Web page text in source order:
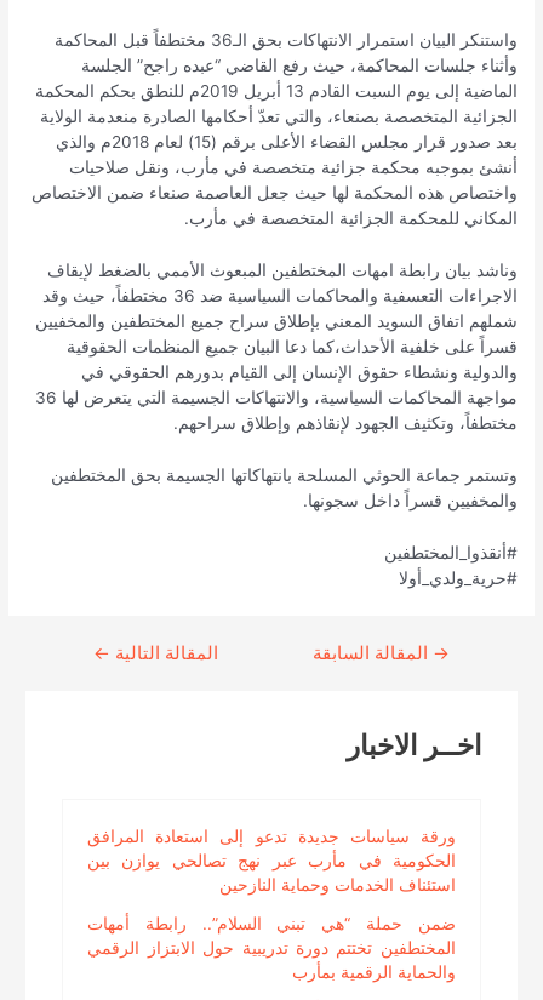
واستنكر البيان استمرار الانتهاكات بحق الـ36 مختطفاً قبل المحاكمة
وأثناء جلسات المحاكمة، حيث رفع القاضي “عبده راجح” الجلسة
الماضية إلى يوم السبت القادم 13 أبريل 2019م للنطق بحكم المحكمة
الجزائية المتخصصة بصنعاء، والتي تعدّ أحكامها الصادرة منعدمة الولاية
بعد صدور قرار مجلس القضاء الأعلى برقم (15) لعام 2018م والذي
أنشئ بموجبه محكمة جزائية متخصصة في مأرب، ونقل صلاحيات
واختصاص هذه المحكمة لها حيث جعل العاصمة صنعاء ضمن الاختصاص
المكاني للمحكمة الجزائية المتخصصة في مأرب.
وناشد بيان رابطة امهات المختطفين المبعوث الأممي بالضغط لإيقاف
الاجراءات التعسفية والمحاكمات السياسية ضد 36 مختطفاً، حيث وقد
شملهم اتفاق السويد المعني بإطلاق سراح جميع المختطفين والمخفيين
قسراً على خلفية الأحداث،كما دعا البيان جميع المنظمات الحقوقية
والدولية ونشطاء حقوق الإنسان إلى القيام بدورهم الحقوقي في
مواجهة المحاكمات السياسية، والانتهاكات الجسيمة التي يتعرض لها 36
مختطفاً، وتكثيف الجهود لإنقاذهم وإطلاق سراحهم.
وتستمر جماعة الحوثي المسلحة بانتهاكاتها الجسيمة بحق المختطفين
والمخفيين قسراً داخل سجونها.
#أنقذوا_المختطفين
#حرية_ولدي_أولا
Continue
→ المقالة السابقة المقالة التالية ←
اخــر الاخبار
ورقة سياسات جديدة تدعو إلى استعادة المرافق
الحكومية في مأرب عبر نهج تصالحي يوازن بين
استئناف الخدمات وحماية النازحين
ضمن حملة “هي تبني السلام”.. رابطة أمهات
المختطفين تختتم دورة تدريبية حول الابتزاز الرقمي
والحماية الرقمية بمأرب